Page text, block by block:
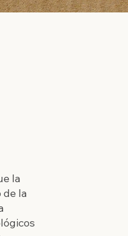
la
la